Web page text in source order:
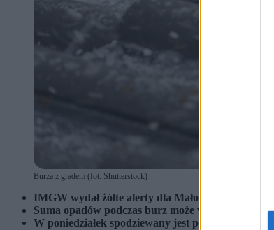
Burza z gradem (fot. Shutterstock)
IMGW wydał żółte alerty dla Małopolski i
Suma opadów podczas burz może wynieść do
W poniedziałek spodziewany jest powrót burz na